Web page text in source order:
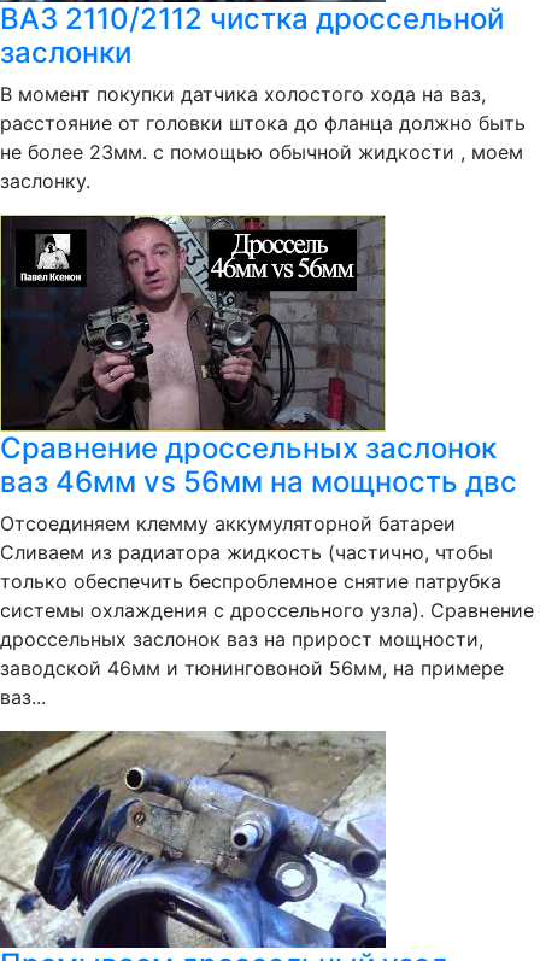
ВАЗ 2110/2112 чистка дроссельной
заслонки
В момент покупки датчика холостого хода на ваз,
расстояние от головки штока до фланца должно быть
не более 23мм. с помощью обычной жидкости , моем
заслонку.
Сравнение дроссельных заслонок
ваз 46мм vs 56мм на мощность двс
Отсоединяем клемму аккумуляторной батареи
Сливаем из радиатора жидкость (частично, чтобы
только обеспечить беспроблемное снятие патрубка
системы охлаждения с дроссельного узла). Сравнение
дроссельных заслонок ваз на прирост мощности,
заводской 46мм и тюнинговоной 56мм, на примере
ваз...